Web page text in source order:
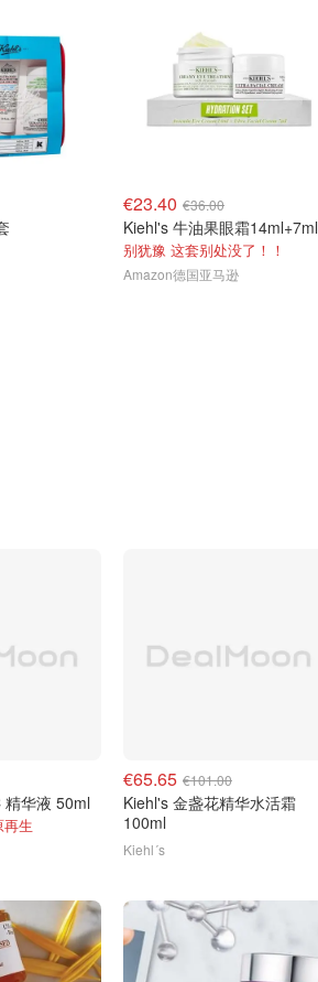
€23.40 €36.00
Kiehl's 牛油果眼霜14ml+7ml
别犹豫 这套别处没了！！
Amazon德国亚马逊
精华液 50ml
生
€65.65 €101.00
Kiehl's 金盏花精华水活霜
100ml
Kiehl´s